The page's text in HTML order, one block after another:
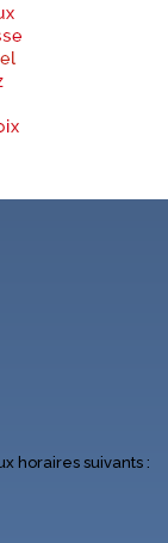
horaires suivants :